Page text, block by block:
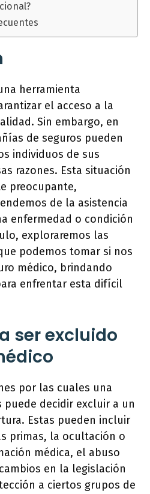
herramienta
el acceso a la
Sin embargo, en
de seguros pueden
individuos de sus
razones. Esta situación
preocupante,
de la asistencia
enfermedad o condición
exploraremos las
podemos tomar si nos
médico, brindando
enfrentar esta difícil
ser excluido
por las cuales una
puede decidir excluir a un
Estas pueden incluir
primas, la ocultación o
médica, el abuso
en la legislación
a ciertos grupos de